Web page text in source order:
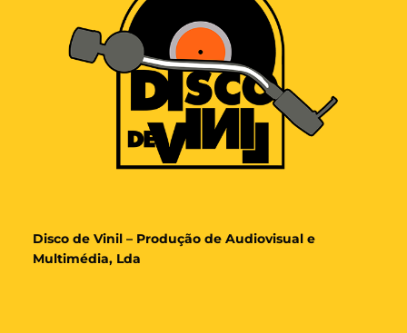
Disco de Vinil – Produção de Audiovisual e
Multimédia, Lda